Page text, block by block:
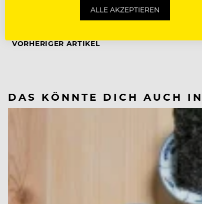
VORHERIGER ARTIKEL
DAS KÖNNTE DICH AUCH
ALLE AKZEPTIEREN